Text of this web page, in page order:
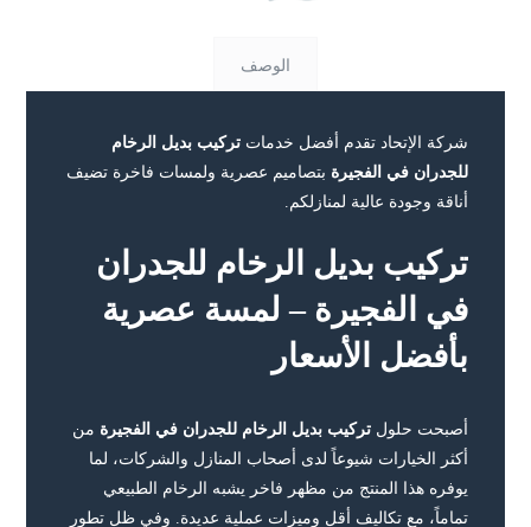
الوصف
شركة الإتحاد تقدم أفضل خدماتتركيب بديل الرخام
للجدران في الفجيرة بتصاميم عصرية ولمسات فاخرة تضيف
أناقة وجودة عالية لمنازلكم.
تركيب بديل الرخام للجدران
في الفجيرة – لمسة عصرية
بأفضل الأسعار
أصبحت حلولتركيب بديل الرخام للجدران في الفجيرة من
أكثر الخيارات شيوعاً لدى أصحاب المنازل والشركات، لما
يوفره هذا المنتج من مظهر فاخر يشبه الرخام الطبيعي
تماماً، مع تكاليف أقل وميزات عملية عديدة. وفي ظل تطور